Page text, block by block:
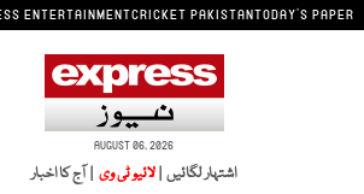
ENTERTAINMENTCRICKET PAKISTANTODAY'S PAPER
AUGUST 06, 2026
اشتہار لگائیں | | آج کا اخبار